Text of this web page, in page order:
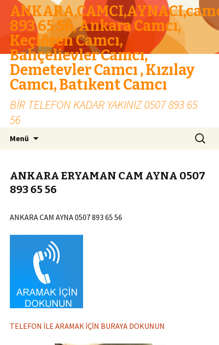
893 65 56, Ankara Camcı,
Keçiören Camcı,
Bahçelievler Camcı,
Demetevler Camcı , Kızılay
Camcı, Batıkent Camcı
BİR TELEFON KADAR YAKINIZ 0507 893 65
56
Menü Arama:
ANKARA ERYAMAN CAM AYNA 0507
893 65 56
ANKARA CAM AYNA 0507 893 65 56
TELEFON İLE ARAMAK İÇİN BURAYA DOKUNUN